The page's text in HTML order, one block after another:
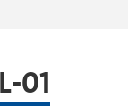
01